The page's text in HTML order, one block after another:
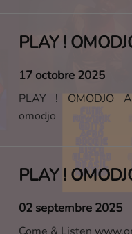
17 octobre 2025
PLAY ! OMODJO
omodjo
02 septembre 2025